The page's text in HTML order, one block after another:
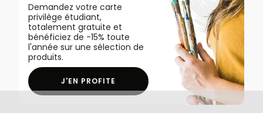
Demandez votre carte
privilège étudiant,
totalement gratuite et
bénéficiez de -15% toute
l'année sur une sélection de
produits.
J'EN PROFITE